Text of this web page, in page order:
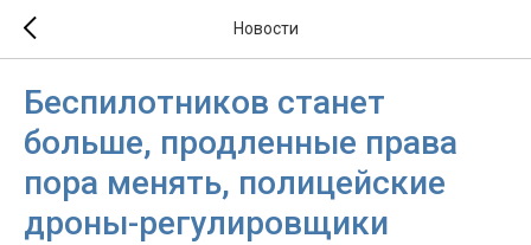
Новости
Беспилотников станет
больше, продленные права
пора менять, полицейские
дроны-регулировщики